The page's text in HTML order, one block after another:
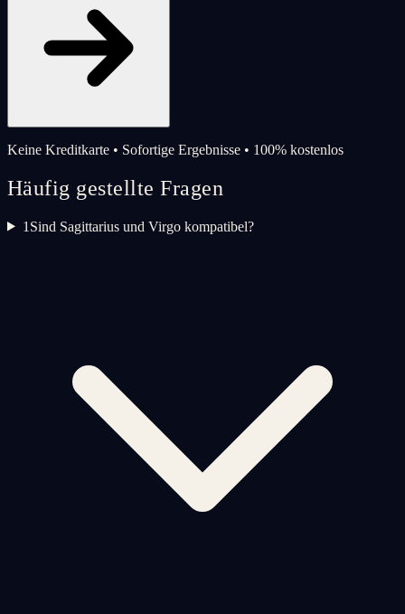
Keine Kreditkarte • Sofortige Ergebnisse • 100% kostenlos
Häufig gestellte Fragen
1 Sind Sagittarius und Virgo kompatibel?